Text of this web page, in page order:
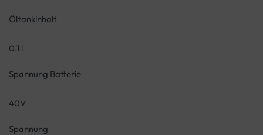
Öltankinhalt
0.1 l
Spannung Batterie
40V
Spannung